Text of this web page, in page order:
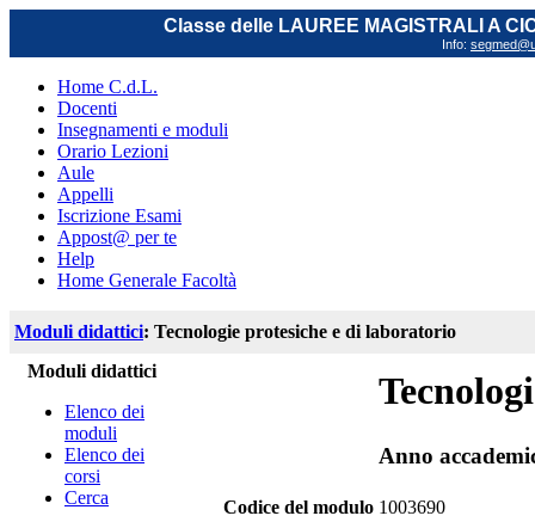
Classe delle LAUREE MAGISTRALI A
Info:
Home C.d.L.
Docenti
Insegnamenti e moduli
Orario Lezioni
Aule
Appelli
Iscrizione Esami
Appost@ per te
Help
Home Generale Facoltà
Moduli didattici: Tecnologie protesiche e di laboratorio
Moduli didattici
Elenco dei
moduli
Elenco dei
corsi
Cerca
Anno
Codice del modulo 1003690